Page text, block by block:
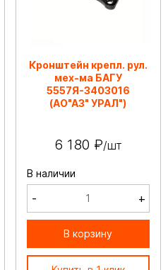
Кронштейн крепл. рул.
мех-ма БАГУ
5557Я-3403016
(АО"АЗ" УРАЛ")
6 180 ₽/шт
В наличии
- +
В корзину